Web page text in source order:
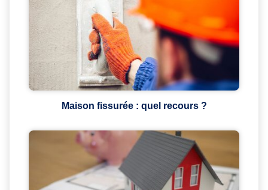
Maison fissurée : quel recours ?